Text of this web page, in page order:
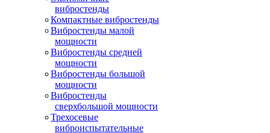
вибростенды
Компактные вибростенды
Вибростенды малой
мощности
Вибростенды средней
мощности
Вибростенды большой
мощности
Вибростенды
сверхбольшой мощности
Трехосевые
виброиспытательные